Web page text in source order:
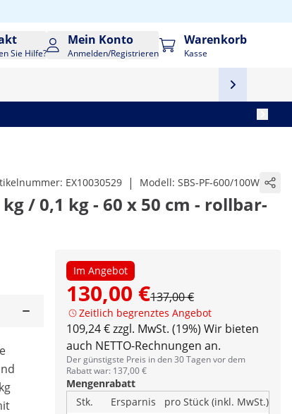
Sie Hilfe?
Mein Konto
Anmelden/Registrieren
Warenkorb
Kasse
EX10030529 | Modell: SBS-PF-600/100W
/ 0,1 kg - 60 x 50 cm - rollbar-
Im Angebot
130,00 €137,00 €
Zeitlich begrenztes Angebot
109,24 € zzgl. MwSt. (19%) Wir bieten
auch NETTO-Rechnungen an.
Der günstigste Preis in den 30 Tagen vor dem
Rabatt war: 137,00 €
Mengenrabatt
Stk.
Ersparnis
pro Stück (inkl. MwSt.)